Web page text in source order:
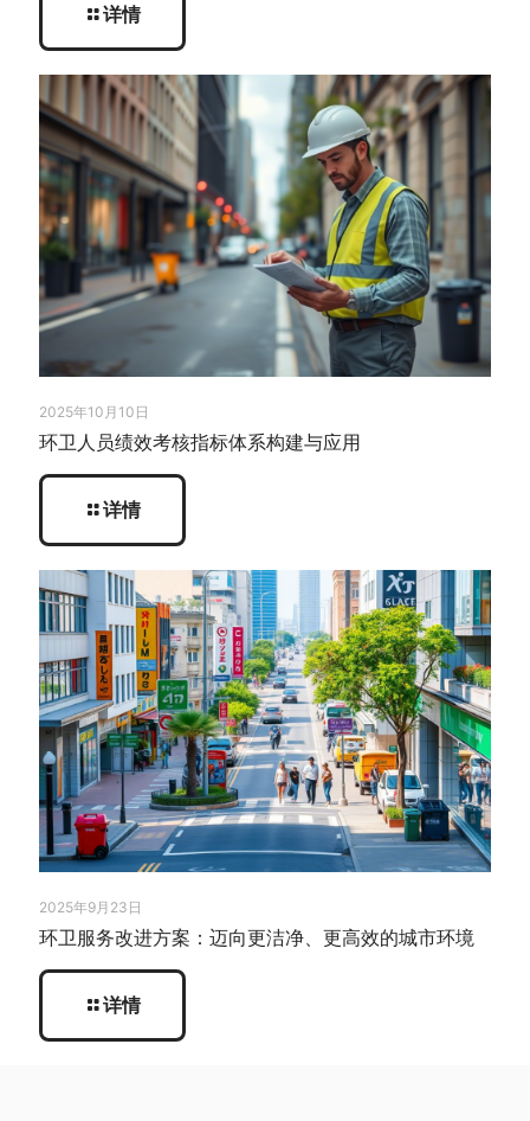
详情
2025年10月10日
环卫人员绩效考核指标体系构建与应用
详情
2025年9月23日
环卫服务改进方案：迈向更洁净、更高效的城市环境
详情